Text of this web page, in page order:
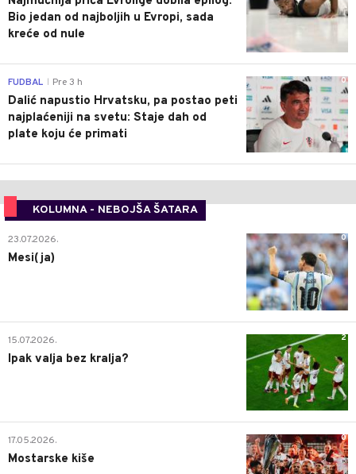
Bio jedan od najboljih u Evropi, sada
kreće od nule
0
FUDBAL Pre 3 h
Dalić napustio Hrvatsku, pa postao peti
najplaćeniji na svetu: Staje dah od
plate koju će primati
KOLUMNA - NEBOJŠA ŠATARA
0
23.07.2026.
Mesi(ja)
2
15.07.2026.
Ipak valja bez kralja?
0
17.05.2026.
Mostarske kiše